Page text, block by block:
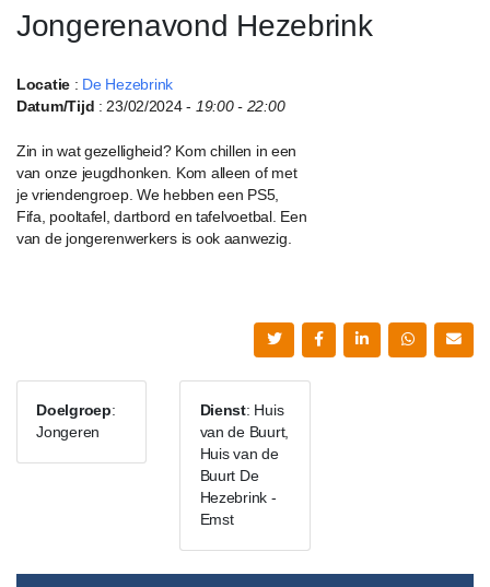
Jongerenavond Hezebrink
Locatie : De Hezebrink
Datum/Tijd : 23/02/2024 - 19:00 - 22:00
Zin in wat gezelligheid? Kom chillen in een
van onze jeugdhonken. Kom alleen of met
je vriendengroep. We hebben een PS5,
Fifa, pooltafel, dartbord en tafelvoetbal. Een
van de jongerenwerkers is ook aanwezig.
Doelgroep:
Jongeren
Dienst: Huis
van de Buurt,
Huis van de
Buurt De
Hezebrink -
Emst